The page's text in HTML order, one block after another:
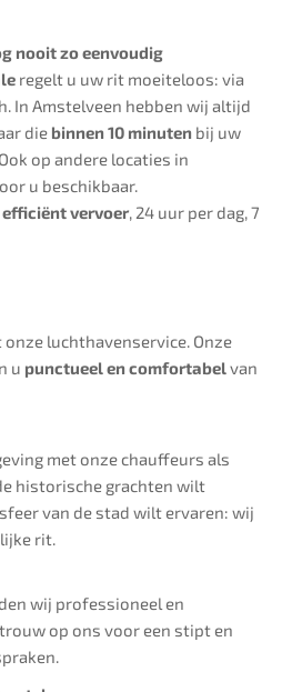
nooit zo eenvoudig
regelt u uw rit moeiteloos: via
In Amstelveen hebben wij altijd
die binnen 10 minuten bij uw
op andere locaties in
u beschikbaar.
vervoer, 24 uur per dag, 7
onze luchthavenservice. Onze
u punctueel en comfortabelvan
met onze chauffeurs als
historische grachten wilt
van de stad wilt ervaren: wij
rit.
wij professioneel en
op ons voor een stipt en